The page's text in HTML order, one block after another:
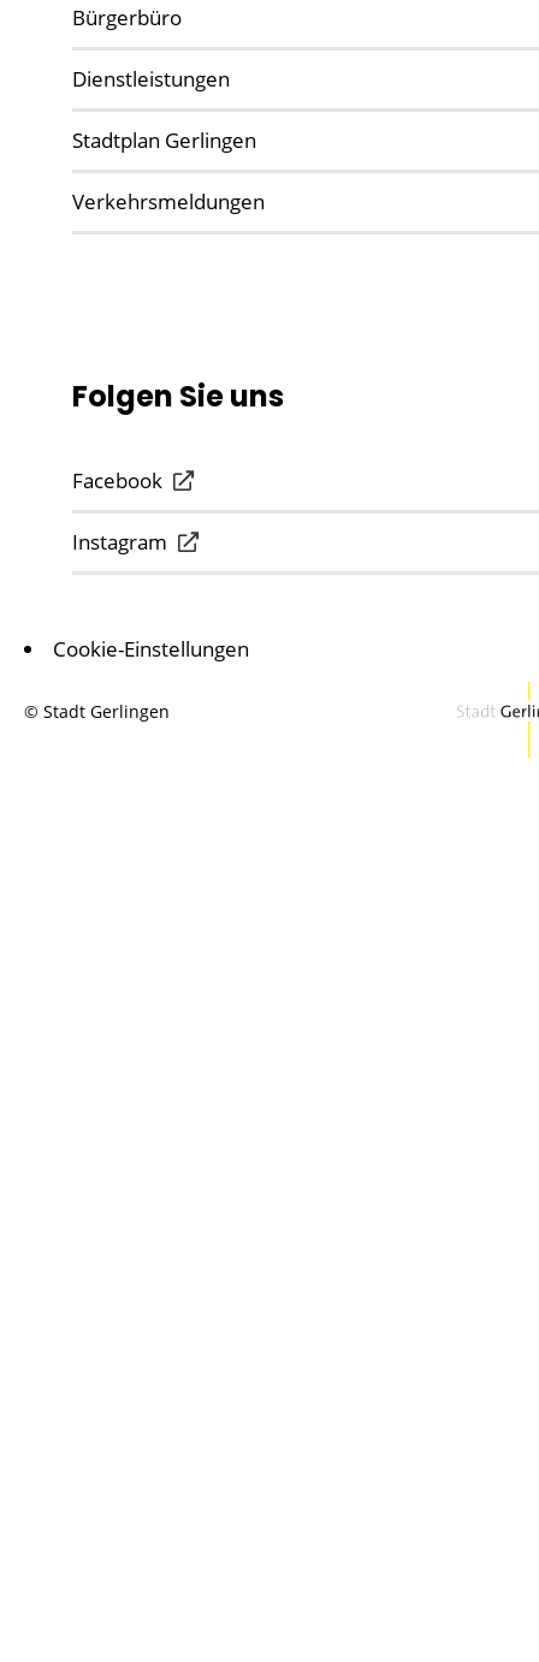
Bürgerbüro
Dienstleistungen
Stadtplan Gerlingen
Verkehrsmeldungen
Folgen Sie uns
Facebook
Instagram
Cookie-Einstellungen
© Stadt Gerlingen